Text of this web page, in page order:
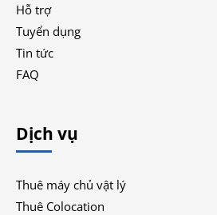
Hỗ trợ
Tuyển dụng
Tin tức
FAQ
Dịch vụ
Thuê máy chủ vật lý
Thuê Colocation